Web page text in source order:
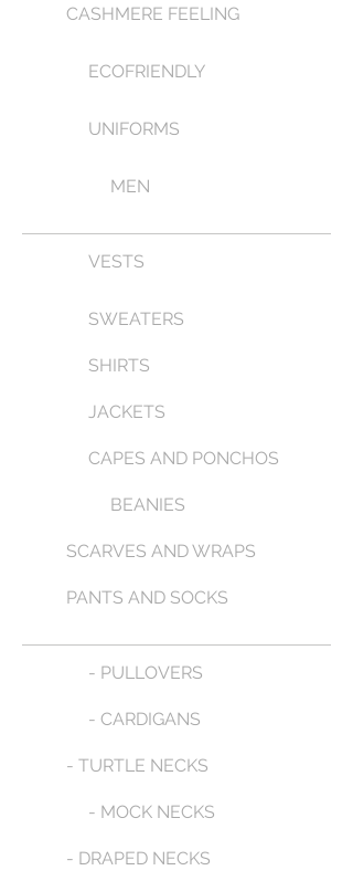
CASHMERE FEELING
ECOFRIENDLY
UNIFORMS
MEN
VESTS
SWEATERS
SHIRTS
JACKETS
CAPES AND PONCHOS
BEANIES
SCARVES AND WRAPS
PANTS AND SOCKS
- PULLOVERS
- CARDIGANS
- TURTLE NECKS
- MOCK NECKS
- DRAPED NECKS